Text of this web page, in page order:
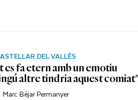
DEL VALLÈS
es fa etern amb un emotiu
altre tindria aquest
Marc Béjar Permanyer